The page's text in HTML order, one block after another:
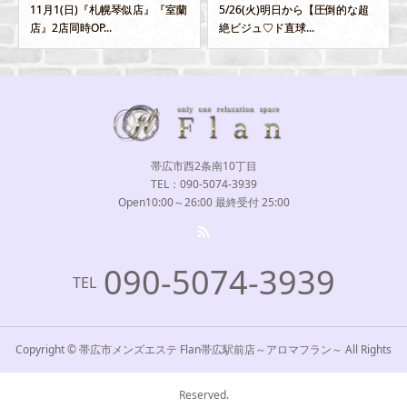
11月1(日)『札幌琴似店』『室蘭
店』2店同時OP...
5/26(火)明日から【圧倒的な超
絶ビジュ♡ド直球...
帯広市西2条南10丁目
TEL：090-5074-3939
Open10:00～26:00 最終受付 25:00
TEL 090-5074-3939
Copyright © 帯広市メンズエステ Flan帯広駅前店～アロマフラン～ All Rights
Reserved.